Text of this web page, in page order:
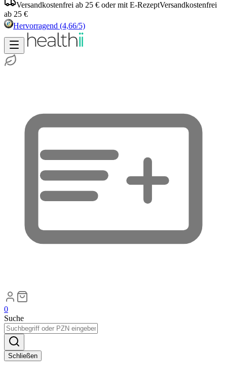
Versandkostenfrei ab 25 € oder mit E-RezeptVersandkostenfrei
ab 25 €
Hervorragend (4,66/5)
0
Suche
Schließen